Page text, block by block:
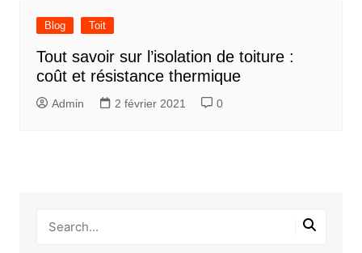
Blog Toit
Tout savoir sur l’isolation de toiture :
coût et résistance thermique
Admin 2 février 2021 0